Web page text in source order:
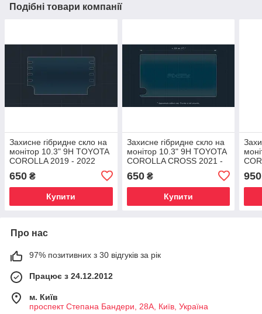
Подібні товари компанії
Захисне гібридне скло на
монітор 10.3" 9H TOYOTA
COROLLA 2019 - 2022
650 ₴
Купити
Захисне гібридне скло на
монітор 10.3" 9H TOYOTA
COROLLA CROSS 2021 -
650₴
Купити
950
Про нас
97% позитивних з 30 відгуків за рік
Працює з 24.12.2012
м. Київ
проспект Степана Бандери, 28А, Київ, Україна